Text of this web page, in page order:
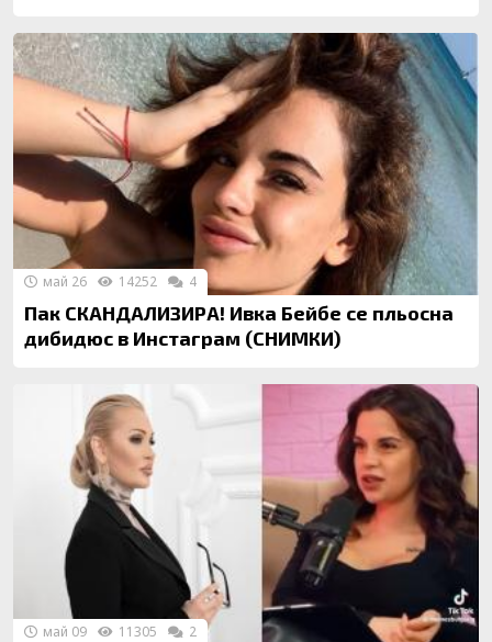
Пак СКАНДАЛИЗИРА! Ивка Бейбе се пльосна
дибидюс в Инстаграм (СНИМКИ)
май 26 14252 4
май 09 11305 2